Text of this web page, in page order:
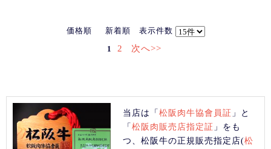
価格順 新着順 表示件数
1 2 次へ>>
当店は「松阪肉牛協會員証 」と
「松阪肉販売店指定証 」をも
つ、松阪牛の正規販売指定店(松